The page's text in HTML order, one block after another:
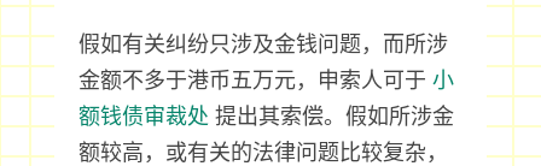
假如有关纠纷只涉及金钱问题，而所涉
金额不多于港币五万元，申索人可于 小
额钱债审裁处提出其索偿。假如所涉金
额较高，或有关的法律问题比较复杂，